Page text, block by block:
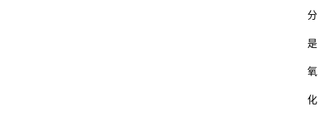
分
是
氧
化